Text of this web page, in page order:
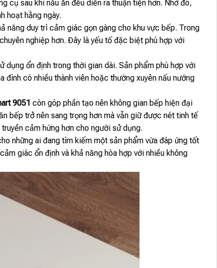
cụ sau khi nấu ăn đều diễn ra thuận tiện hơn. Nhờ đó,
hoạt hằng ngày.
năng duy trì cảm giác gọn gàng cho khu vực bếp. Trong
nghiệp hơn. Đây là yếu tố đặc biệt phù hợp với
dụng ổn định trong thời gian dài. Sản phẩm phù hợp với
có nhiều thành viên hoặc thường xuyên nấu nướng
9051 còn góp phần tạo nên không gian bếp hiện đại
bếp trở nên sang trọng hơn mà vẫn giữ được nét tinh tế
cảm hứng hơn cho người sử dụng.
những ai đang tìm kiếm một sản phẩm vừa đáp ứng tốt
giác ổn định và khả năng hòa hợp với nhiều không